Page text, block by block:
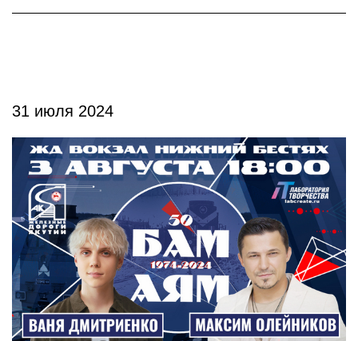
31 июля 2024